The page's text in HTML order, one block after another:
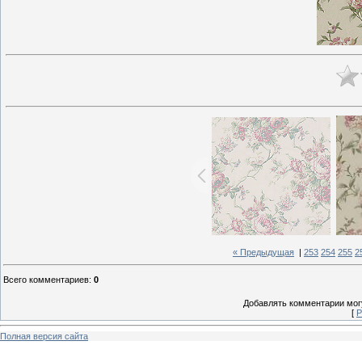
« Предыдущая 253 254 255
Всего комментариев: 0
Добавлять комментарии
[
Полная версия сайта